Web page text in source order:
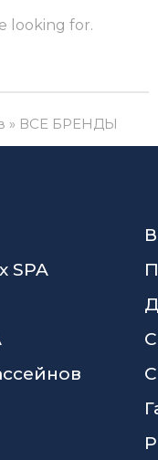
looking for.
» ВСЕ БРЕНДЫ
SPA